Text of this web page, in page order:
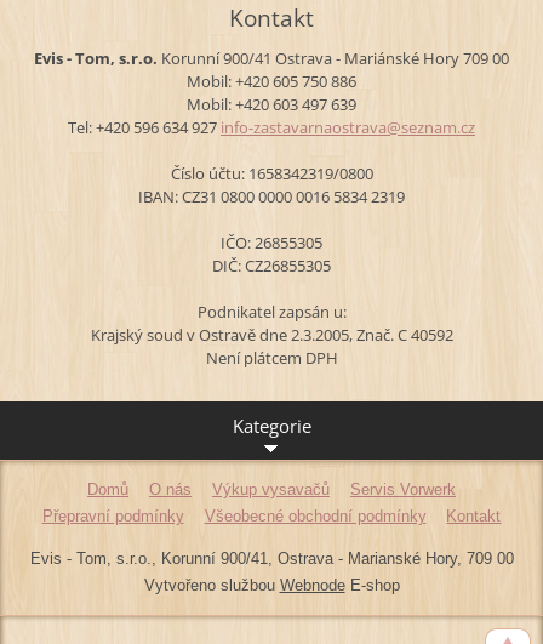
Kontakt
Evis - Tom, s.r.o. Korunní 900/41 Ostrava - Mariánské Hory709 00
Mobil: +420 605 750 886
Mobil: +420 603 497 639
Tel: +420 596 634 927 info-zastavarnaostrava@seznam.cz
Číslo účtu: 1658342319/0800
IBAN: CZ31 0800 0000 0016 5834 2319
IČO: 26855305
DIČ: CZ26855305
Podnikatel zapsán u:
Krajský soud v Ostravě dne 2.3.2005, Znač. C 40592
Není plátcem DPH
Kategorie
Domů O nás Výkup vysavačů
Servis Vorwerk
Přepravní podmínky
Všeobecné obchodní podmínky Kontakt
Evis - Tom, s.r.o., Korunní 900/41, Ostrava - Marianské Hory, 709 00
Vytvořeno službou WebnodeE-shop